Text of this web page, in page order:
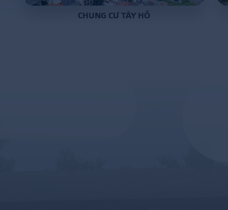
CHUNG CƯ TÂY HỒ